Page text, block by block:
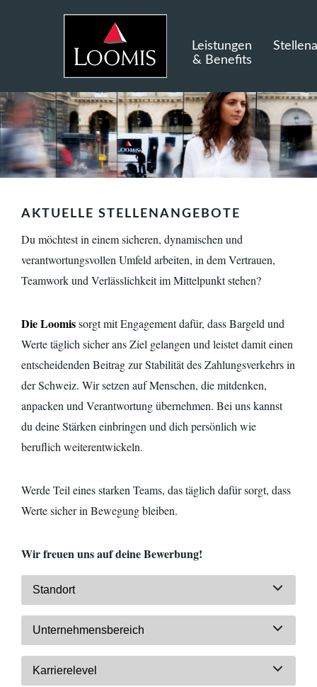
Leistungen
& Benefits
AKTUELLE STELLENANGEBOTE
Du möchtest in einem sicheren, dynamischen und
verantwortungsvollen Umfeld arbeiten, in dem Vertrauen,
Teamwork und Verlässlichkeit im Mittelpunkt stehen?
Die Loomissorgt mit Engagement dafür, dass Bargeld und
Werte täglich sicher ans Ziel gelangen und leistet damit einen
entscheidenden Beitrag zur Stabilität des Zahlungsverkehrs in
der Schweiz. Wir setzen auf Menschen, die mitdenken,
anpacken und Verantwortung übernehmen. Bei uns kannst
du deine Stärken einbringen und dich persönlich wie
beruflichweiterentwickeln.
Werde Teil eines starken Teams, das täglich dafür sorgt, dass
Werte sicher in Bewegung bleiben.
Wir freuen uns auf deine Bewerbung!
Standort
Unternehmensbereich
Karrierelevel